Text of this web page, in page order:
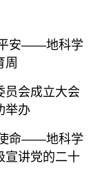
安——地科学
周
员会成立大会
举办
命——地科学
宣讲党的二十